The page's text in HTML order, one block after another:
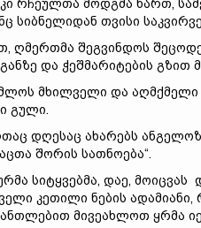
რჩეულთა მოდგმა ხართ,
სიბნელიდან თვისი
შეგვინდოს
და ჭეშმარიტების გზით
მხილველი და
გული.
დღესაც ახარებს
შორის სათნოება“.
სიტყვებმა, დაე,
კეთილი ნების
მივეახლოთ ყრმა